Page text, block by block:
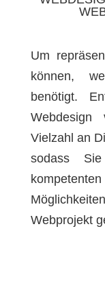
Um
können,
benötigt.
Vielzahl an
sodass
Webprojekt